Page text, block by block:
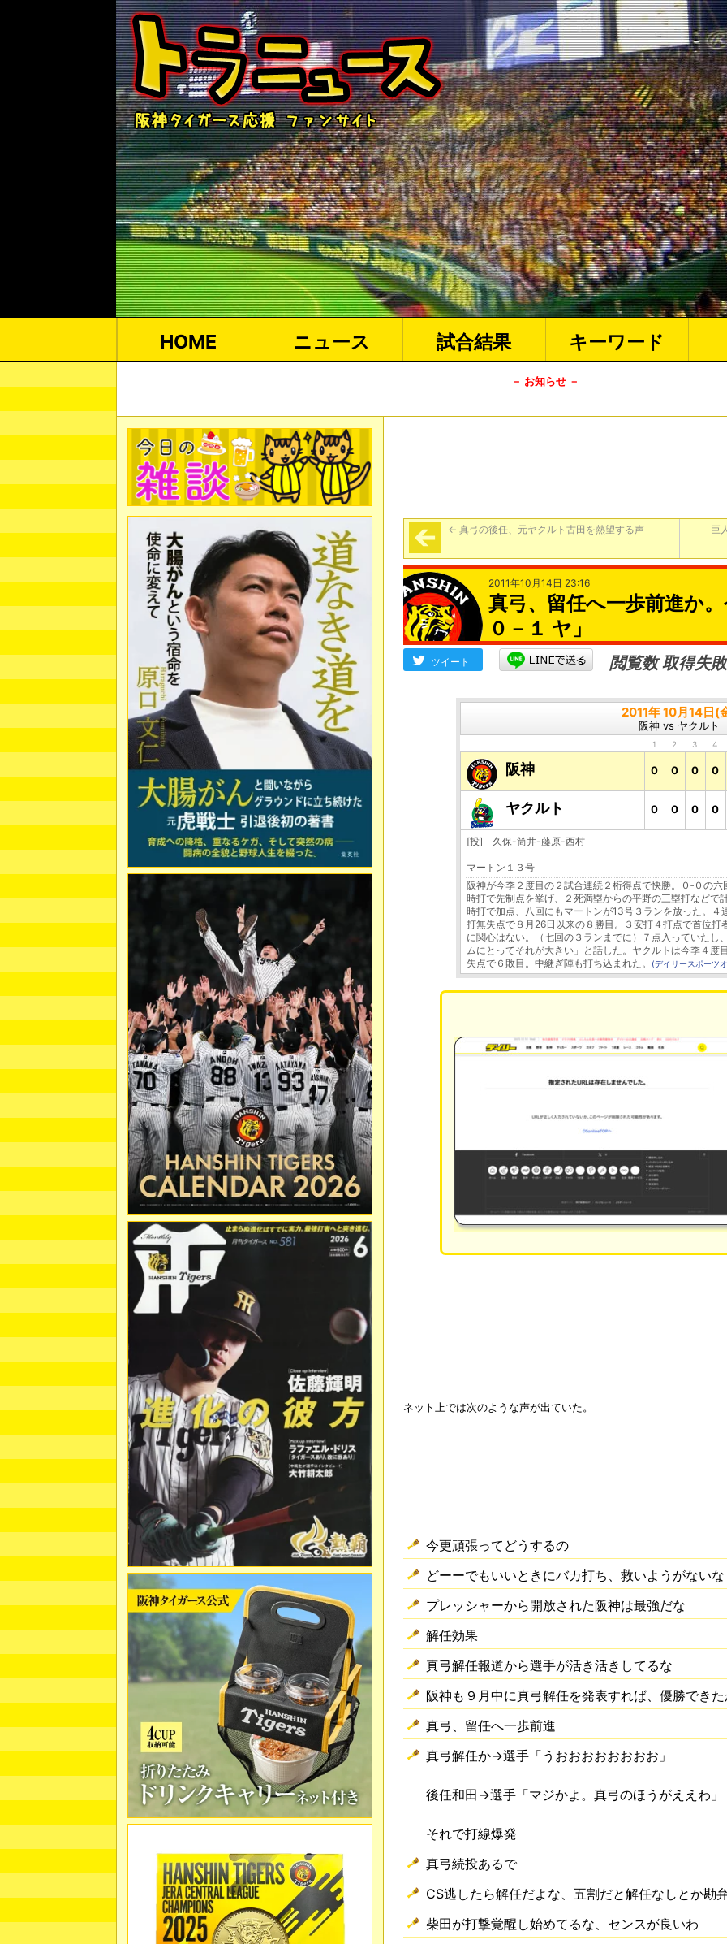
HOME ニュース 試合結果 キーワード
－ お知らせ －
← 真弓の後任、元ヤクルト古田を熱望する声 巨
2011年10月14日 23:16
真弓、留任へ一歩前進か
０－１ ヤ」
ツイート 閲覧数 取得失敗
2011年 10月14日(
阪神 vs ヤクルト
1 2 3 4
阪神 0 0 0 0
ヤクルト 0 0 0 0
[投] 久保-筒井-藤原-西村
マートン１３号
阪神が今季２度目の２試合連続２桁得点で快勝。０‐０の
時打で先制点を挙げ、２死満塁からの平野の三塁打などで
時打で加点、八回にもマートンが13号３ランを放った。４
打無失点で８月26日以来の８勝目。３安打４打点で首位打
に関心はない。（七回の３ランまでに）７点入っていたし
ムにとってそれが大きい」と話した。ヤクルトは今季４度
失点で６敗目。中継ぎ陣も打ち込まれた。
(デイリースポーツ
ネット上では次のような声が出ていた。
今更頑張ってどうするの
どーーでもいいときにバカ打ち、救いようがないな
プレッシャーから開放された阪神は最強だな
解任効果
真弓解任報道から選手が活き活きしてるな
阪神も９月中に真弓解任を発表すれば、優勝でき
真弓、留任へ一歩前進
真弓解任か→選手「うおおおおおおおお」
後任和田→選手「マジかよ。真弓のほうがええわ」
それで打線爆発
真弓続投あるで
CS逃したら解任だよな、五割だと解任なしとか勘
柴田が打撃覚醒し始めてるな、センスが良いわ